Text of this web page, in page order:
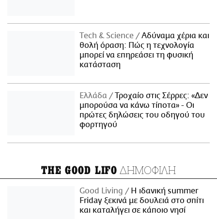
Τech & Science
Αδύναμα χέρια και
θολή όραση: Πώς η τεχνολογία
μπορεί να επηρεάσει τη φυσική
κατάσταση
Ελλάδα
Τροχαίο στις Σέρρες: «Δεν
μπορούσα να κάνω τίποτα» - Οι
πρώτες δηλώσεις του οδηγού του
φορτηγού
THE GOOD LIFO ΔΗΜΟΦΙΛΗ
Good Living
Η ιδανική summer
Friday ξεκινά με δουλειά στο σπίτι
και καταλήγει σε κάποιο νησί